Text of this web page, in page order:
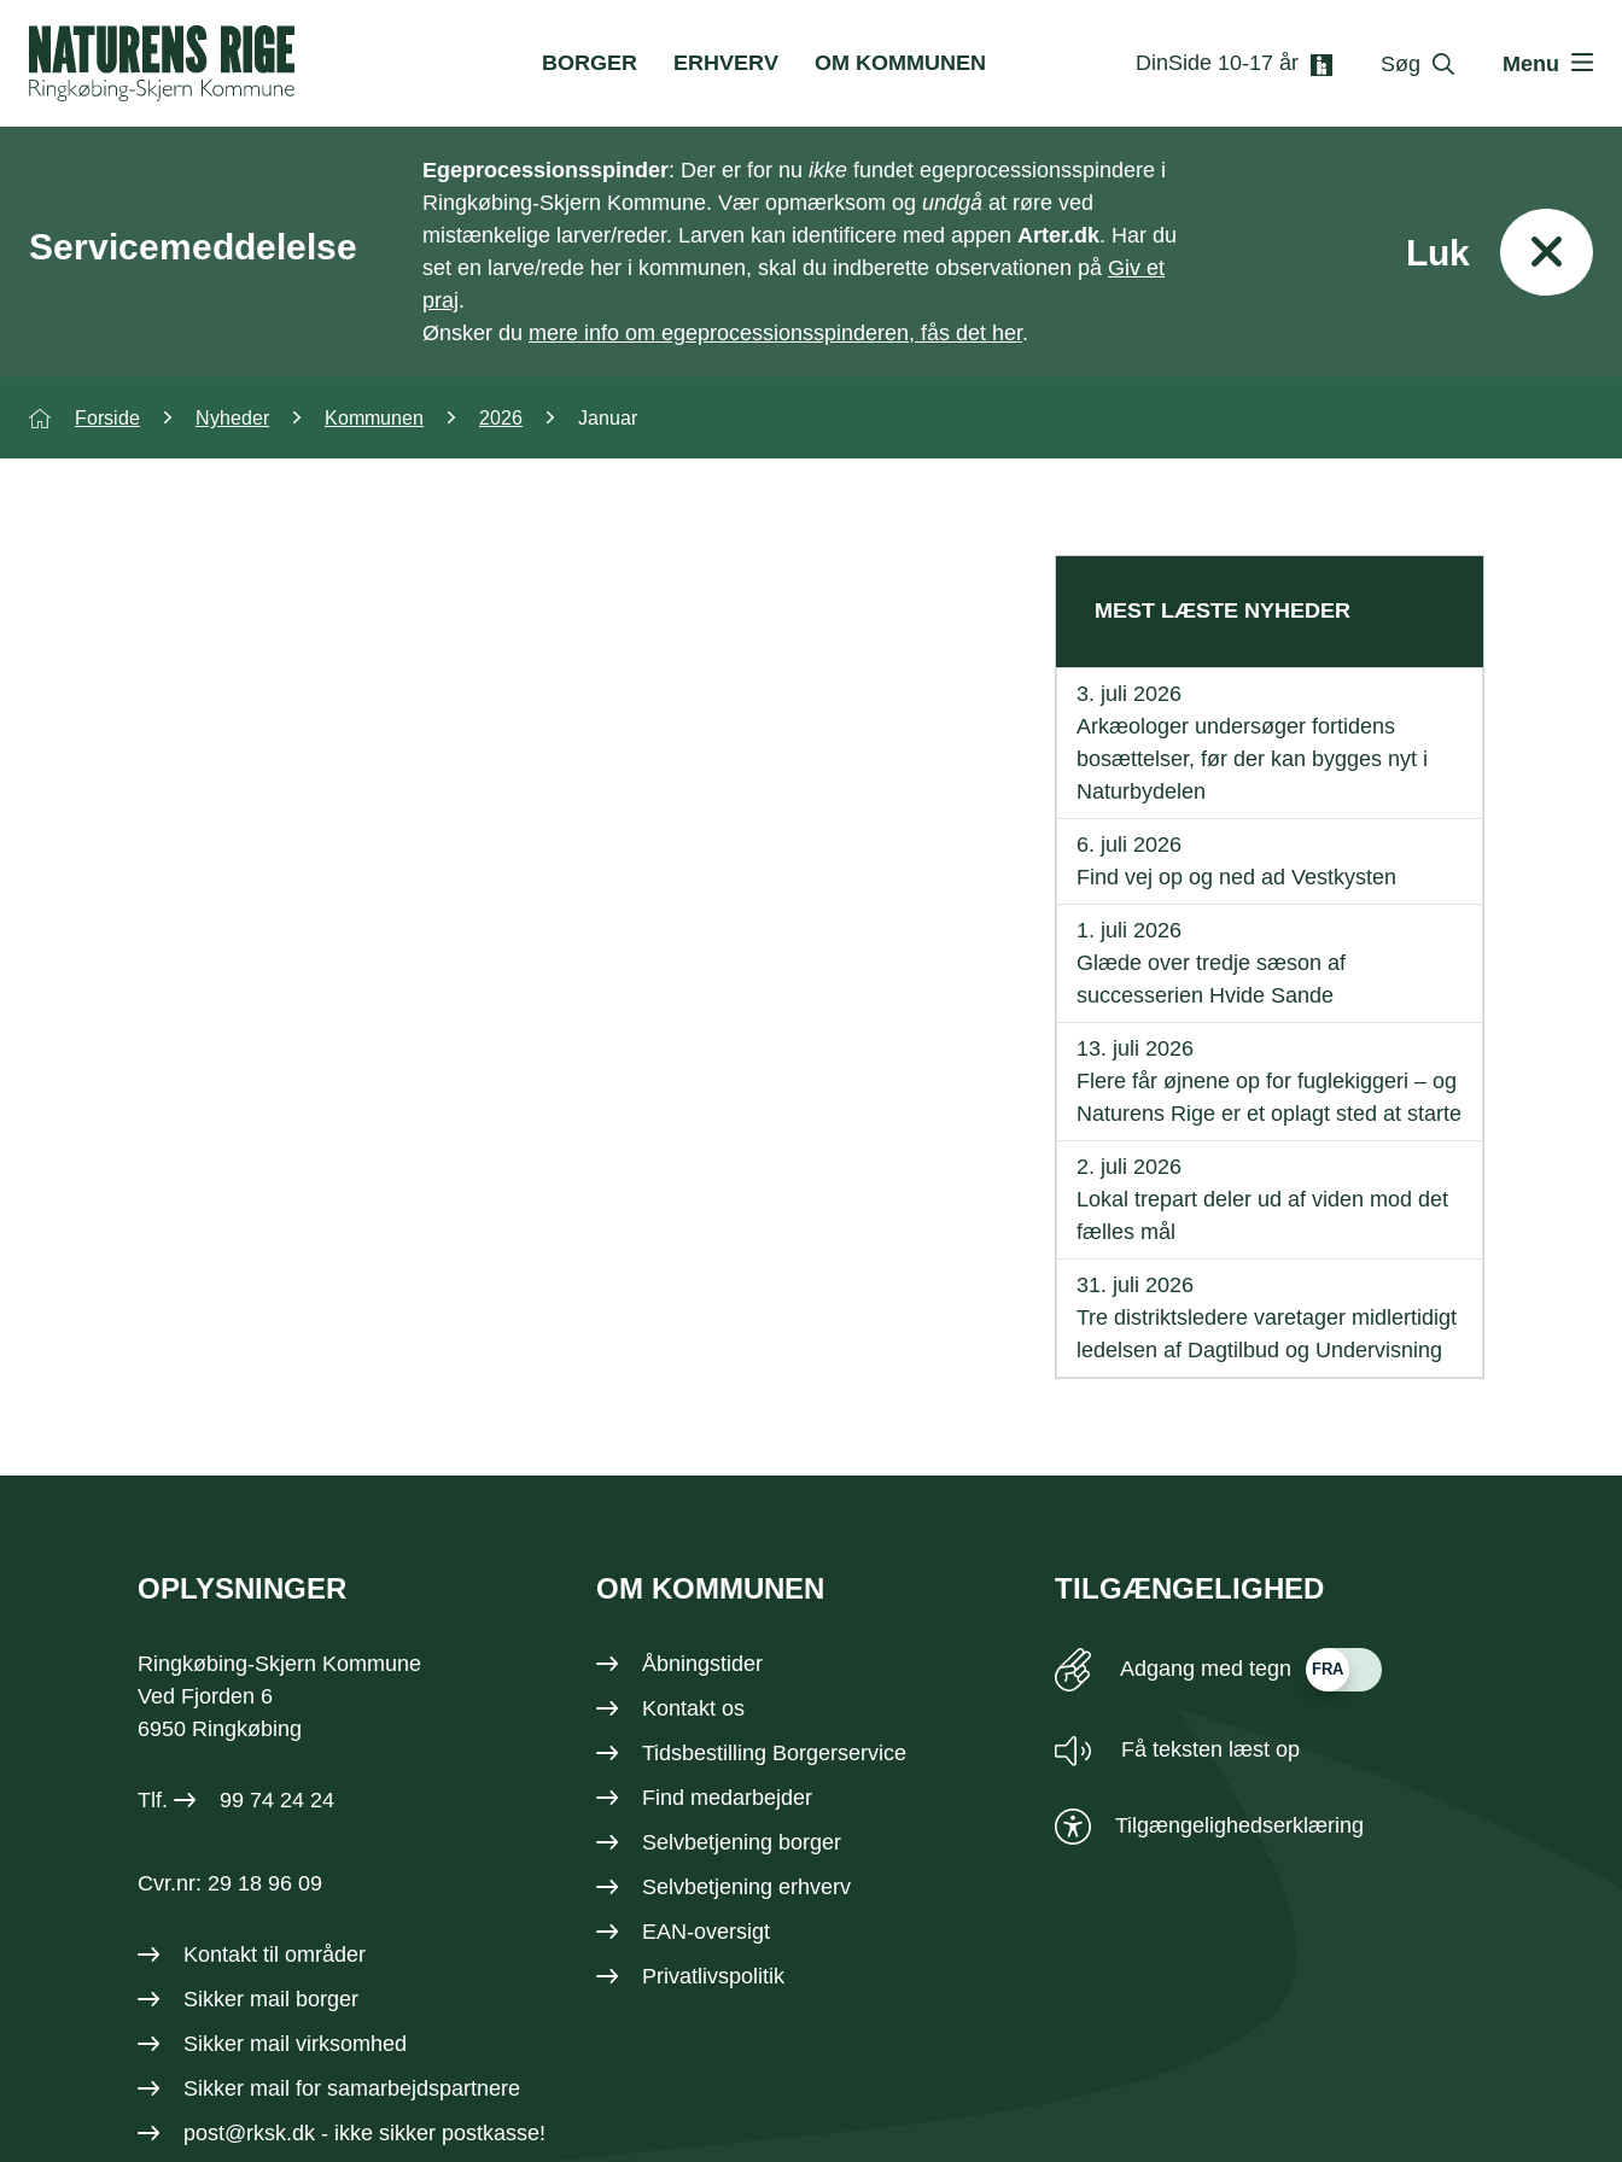
BORGER ERHVERV OM KOMMUNEN DinSide 10-17 år Søg Menu
Servicemeddelelse
Egeprocessionsspinder: Der er for nu ikke fundet egeprocessionsspindere i
Ringkøbing-Skjern Kommune. Vær opmærksom og undgå at røre ved
mistænkelige larver/reder. Larven kan identificere med appen Arter.dk. Har du
set en larve/rede her i kommunen, skal du indberette observationen på Giv et
praj.
Ønsker du mere info om egeprocessionsspinderen, fås det her.
Luk
Forside Nyheder Kommunen 2026 Januar
MEST LÆSTE NYHEDER
3. juli 2026
Arkæologer undersøger fortidens
bosættelser, før der kan bygges nyt i
Naturbydelen
6. juli 2026
Find vej op og ned ad Vestkysten
1. juli 2026
Glæde over tredje sæson af
successerien Hvide Sande
13. juli 2026
Flere får øjnene op for fuglekiggeri – og
Naturens Rige er et oplagt sted at starte
2. juli 2026
Lokal trepart deler ud af viden mod det
fælles mål
31. juli 2026
Tre distriktsledere varetager midlertidigt
ledelsen af Dagtilbud og Undervisning
OPLYSNINGER
Ringkøbing-Skjern Kommune
Ved Fjorden 6
6950 Ringkøbing
Tlf. 99 74 24 24
Cvr.nr: 29 18 96 09
Kontakt til områder
Sikker mail borger
Sikker mail virksomhed
Sikker mail for samarbejdspartnere
post@rksk.dk - ikke sikker postkasse!
OM KOMMUNEN
Åbningstider
Kontakt os
Tidsbestilling Borgerservice
Find medarbejder
Selvbetjening borger
Selvbetjening erhverv
EAN-oversigt
Privatlivspolitik
TILGÆNGELIGHED
Adgang med tegn
Få teksten læst op
Tilgængelighedserklæring